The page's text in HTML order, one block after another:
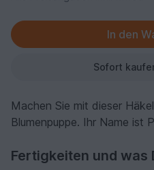
Sofort
Machen Sie mit dieser
Blumenpuppe. Ihr Name ist
Fertigkeiten und was